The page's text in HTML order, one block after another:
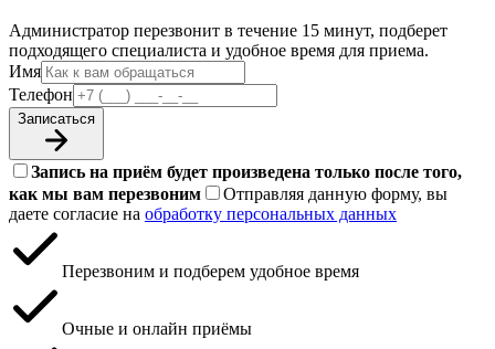
Администратор перезвонит в течение 15 минут, подберет
подходящего специалиста и удобное время для приема.
Имя
Телефон
Записаться
Запись на приём будет произведена только после того,
как мы вам перезвоним
Отправляя данную форму, вы
даете согласие на обработку персональных данных
Перезвоним и подберем удобное время
Очные и онлайн приёмы